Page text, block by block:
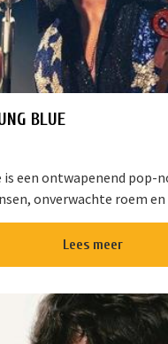
BLUE
is een ontwapenend pop-
onverwachte roem
Van de diepe gloed
Lees meer